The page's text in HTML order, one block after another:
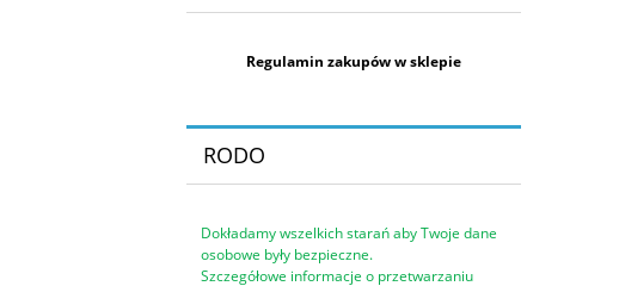
Regulamin zakupów w sklepie
RODO
Dokładamy wszelkich starań aby Twoje dane
osobowe były bezpieczne.
Szczegółowe informacje o przetwarzaniu